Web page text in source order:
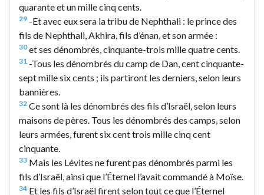
quarante et un mille cinq cents.
29 -Et avec eux sera la tribu de Nephthali : le prince des
fils de Nephthali, Akhira, fils d’énan, et son armée :
30et ses dénombrés, cinquante-trois mille quatre cents.
31 -Tous les dénombrés du camp de Dan, cent cinquante-
sept mille six cents ; ils partiront les derniers, selon leurs
bannières.
32 Ce sont là les dénombrés des fils d’Israël, selon leurs
maisons de pères. Tous les dénombrés des camps, selon
leurs armées, furent six cent trois mille cinq cent
cinquante.
33 Mais les Lévites ne furent pas dénombrés parmi les
fils d’Israël, ainsi que l’Éternel l’avait commandé à Moïse.
34 Et les fils d’Israël firent selon tout ce que l’Éternel